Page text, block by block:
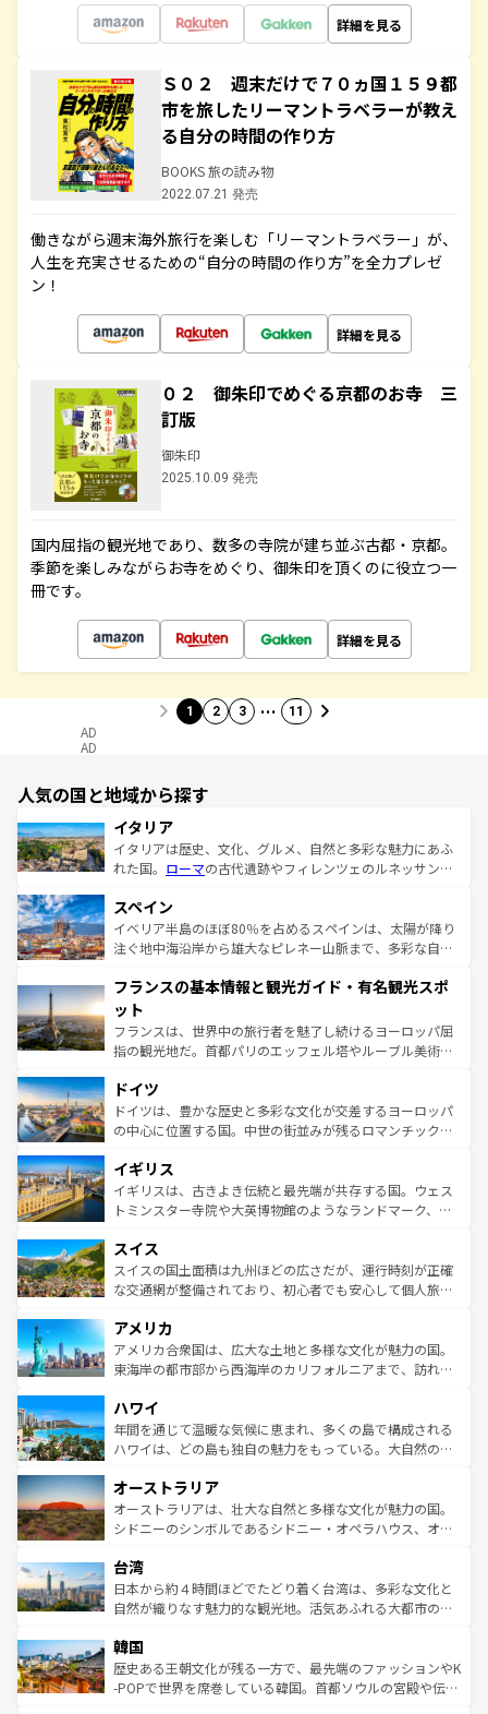
詳細を見る
Ｓ０２ 週末だけで７０ヵ国１５９都
市を旅したリーマントラベラーが教え
る自分の時間の作り方
BOOKS 旅の読み物
2022.07.21 発売
働きながら週末海外旅行を楽しむ「リーマントラベラー」が、
人生を充実させるための“自分の時間の作り方”を全力プレゼ
ン！
詳細を見る
０２ 御朱印でめぐる京都のお寺 三
訂版
御朱印
2025.10.09 発売
国内屈指の観光地であり、数多の寺院が建ち並ぶ古都・京都。
季節を楽しみながらお寺をめぐり、御朱印を頂くのに役立つ一
冊です。
詳細を見る
1 2 3 … 11
AD
AD
人気の国と地域から探す
イタリア
イタリアは歴史、文化、グルメ、自然と多彩な魅力にあふ
れた国。 ローマの古代遺跡やフィレンツェのルネッサンス
ろん、トスカーナの美しい田園風景やアマルフィ海岸の絶
景など、自然景観も見逃せない。観光の合間には、本場の
ピザやパスタなど、絶品のイタリア料理を堪能することも
ませてくれるイタリアで、忘れられない旅をしてみよう！
なお、新着のイタリア情報は
しい。
スペイン
イベリア半島のほぼ80％を占めるスペインは、太陽が降り
注ぐ地中海沿岸から雄大なピレネー山脈まで、多彩な自然
文化が根付くこの国では、情熱的なフラメンコ、熱気あふ
れる闘牛、そして美味しいタパスが生活の一部となってい
る。首都マドリードの洗練された雰囲気や、バルセロナの
アートに溢れた街角から、地方では古代ローマ遺跡や中世
せる。地方によって風土や気候が異なるスペインはその個
性で訪れる人を魅了する。 なお、新着のスペイン情報は コ
ンテンツ一覧を参照してほしい。
フランスの基本情報と観光ガイド・有名観光スポ
ット
フランスは、世界中の旅行者を魅了し続けるヨーロッパ屈
指の観光地だ。首都パリのエッフェル塔やルーブル美術館
で、幅広い魅力が詰まっている。華麗な宮殿、歴史的な大
聖堂、美しいビーチ、そして豊かな自然が、訪れる者を心
から魅了する。また、フランスは美食の国としても知ら
いる。シャンパンの発祥地であるランス、プロヴァンスの
香り高いラベンダー畑など、多彩な楽しみ方が可能だ。さ
らに、パリ以外の地域にも魅力が溢れており、どの街角に
れる地方に足を運ぶとそれぞれで全く異なる文化を体験で
きるだろう。 なお、新着のフランス情報はコンテンツ一覧
を参照してほしい。
ドイツ
ドイツは、豊かな歴史と多彩な文化が交差するヨーロッパ
の中心に位置する国。中世の街並みが残るロマンチック街
顔を持つこの国は、どこを歩いても飽きることがない。ベ
ルリンの文化的活気、バイエルン州のアルプスの絶景、そ
してライン川沿いのワイン畑といった風景は必見。ビール
は、お酒好きな人にはぜひ体験してほしい。 なお、新着の
ドイツ情報はコンテンツ一覧を参照してほしい。
イギリス
イギリスは、古きよき伝統と最先端が共存する国。ウェス
トミンスター寺院や大英博物館のようなランドマーク、歴
リアごとに異なる魅力がある。また、優雅なアフタヌーン
ティー、ビール好きにはたまらない英国パブ、サッカー観
戦など、本場だからこそできる体験も豊富。イギリスを旅
ンツ一覧を参照してほしい。
スイス
スイスの国土面積は九州ほどの広さだが、運行時刻が正確
な交通網が整備されており、初心者でも安心して個人旅行
の建物がそのまま残る町や、スイスならではのユニークな
博物館もあり、アルプス観光だけでなく町歩きも満喫する
ことができる。国民の所得が高いため物価も高いが、旅行
ば市内交通費無料で観光を楽しむこともできる。 なお、新
着のスイス情報はコンテンツ一覧 を参照してほしい。
アメリカ
アメリカ合衆国は、広大な土地と多様な文化が魅力の国。
東海岸の都市部から西海岸のカリフォルニアまで、訪れる
のような巨大都市は、観光、ショッピング、エンターテイ
ンメントが詰まった刺激的なスポットだ。一方、アメリカ
西部には大自然が広がり、グランドキャニオンやイエロー
部のニューオーリンズでは、音楽と美食が融合した独特の
文化が魅力。旅行者はアメリカの各地域で異なる魅力を楽
しみながら、その多様性と豊かな歴史を感じることができ
ならではの贅沢な旅のスタイルだ。 なお、新着のアメリカ
情報はコンテンツ一覧を参照してほしい。
ハワイ
年間を通じて温暖な気候に恵まれ、多くの島で構成される
ハワイは、どの島も独自の魅力をもっている。大自然の神
ワイ島は見逃せない。また、定番の観光地といえばオアフ
島だが、静かな自然を求めるならマウイ島やカウアイ島が
おすすめ。エメラルドグリーンに輝く海をはじめ、豊かな
れるおもてなしの心で訪れる人々を迎えてくれるハワイの
人々、おいしいローカルフードやハワイアンミュージッ
ク、伝統的なフラダンスなど、すべてがハワイの魅力を彩
ワイを、存分に味わってほしい。 なお、新着のハワイ情報
はコンテンツ一覧を参照してほしい。
オーストラリア
オーストラリアは、壮大な自然と多様な文化が魅力の国。
シドニーのシンボルであるシドニー・オペラハウス、オー
リアリーフや大陸中央部にそびえるウルル（エアーズロッ
ク）、タスマニアの美しい原生林やケアンズの熱帯雨林な
ど、見どころがたくさん。また、カフェやワイン、オージ
いる。アクティビティも充実しており、サーフィンやダイ
ビング、ハイキングなど、アウトドア好きにはたまらな
い。オーストラリアの多彩な魅力を存分に味わいつくそ
台湾
日本から約４時間ほどでたどり着く台湾は、多彩な文化と
自然が織りなす魅力的な観光地。活気あふれる大都市の台
ン）、静ひつな山岳地帯である台湾東部など、都市の喧騒
と山間の静けさが共存しており、訪れる人に新しい発見と
驚きをもたらしてくれる。また、奥深い台湾の食文化も魅
韓国
歴史ある王朝文化が残る一方で、最先端のファッションやK
-POPで世界を席巻している韓国。首都ソウルの宮殿や伝統